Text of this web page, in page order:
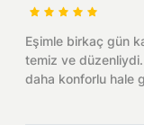
Eşimle birkaç gün
temiz ve
daha konforlu hale